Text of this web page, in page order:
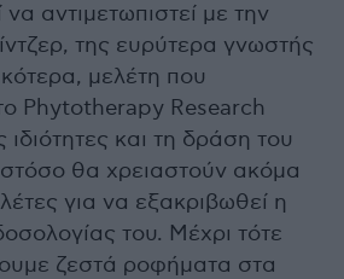
αντιμετωπιστεί με την
της ευρύτερα γνωστής
μελέτη που
Phytotherapy Research
ιδιότητες και τη δράση του
θα χρειαστούν ακόμα
για να εξακριβωθεί η
του. Μέχρι τότε
ζεστά ροφήματα στα